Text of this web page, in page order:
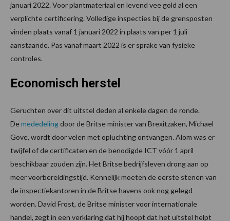
januari 2022. Voor plantmateriaal en levend vee gold al een
verplichte certificering. Volledige inspecties bij de grensposten
vinden plaats vanaf 1 januari 2022 in plaats van per 1 juli
aanstaande. Pas vanaf maart 2022 is er sprake van fysieke
controles.
Economisch herstel
Geruchten over dit uitstel deden al enkele dagen de ronde.
Demededelingdoor de Britse minister van Brexitzaken, Michael
Gove, wordt door velen met opluchting ontvangen. Alom was er
twijfel of de certificaten en de benodigde ICT vóór 1 april
beschikbaar zouden zijn. Het Britse bedrijfsleven drong aan op
meer voorbereidingstijd. Kennelijk moeten de eerste stenen van
de inspectiekantoren in de Britse havens ook nog gelegd
worden. David Frost, de Britse minister voor internationale
handel, zegt in een verklaring dat hij hoopt dat het uitstel helpt